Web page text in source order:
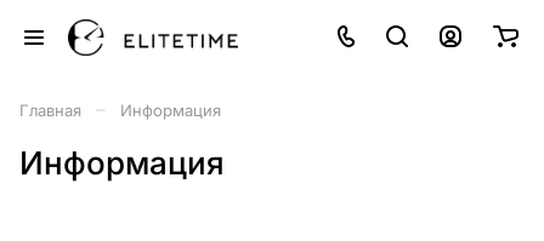
Главная Информация
Информация